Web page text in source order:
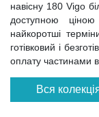
навісну 180 Vigo
доступною
найкоротші
готівковий і
оплату частинами
Вся